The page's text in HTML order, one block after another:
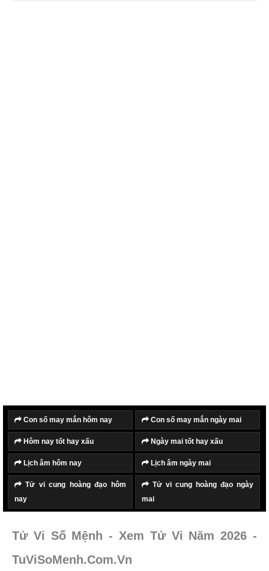
Con số may mắn hôm nay Con số may mắn ngày mai
Hôm nay tốt hay xấu Ngày mai tốt hay xấu
Lịch âm hôm nay Lịch âm ngày mai
Tử vi cung hoàng đạo hôm
nay
Tử vi cung hoàng đạo ngày
mai
Tử Vi Số Mệnh - Xem Tử Vi Năm 2026 -
TuViSoMenh.Com.Vn